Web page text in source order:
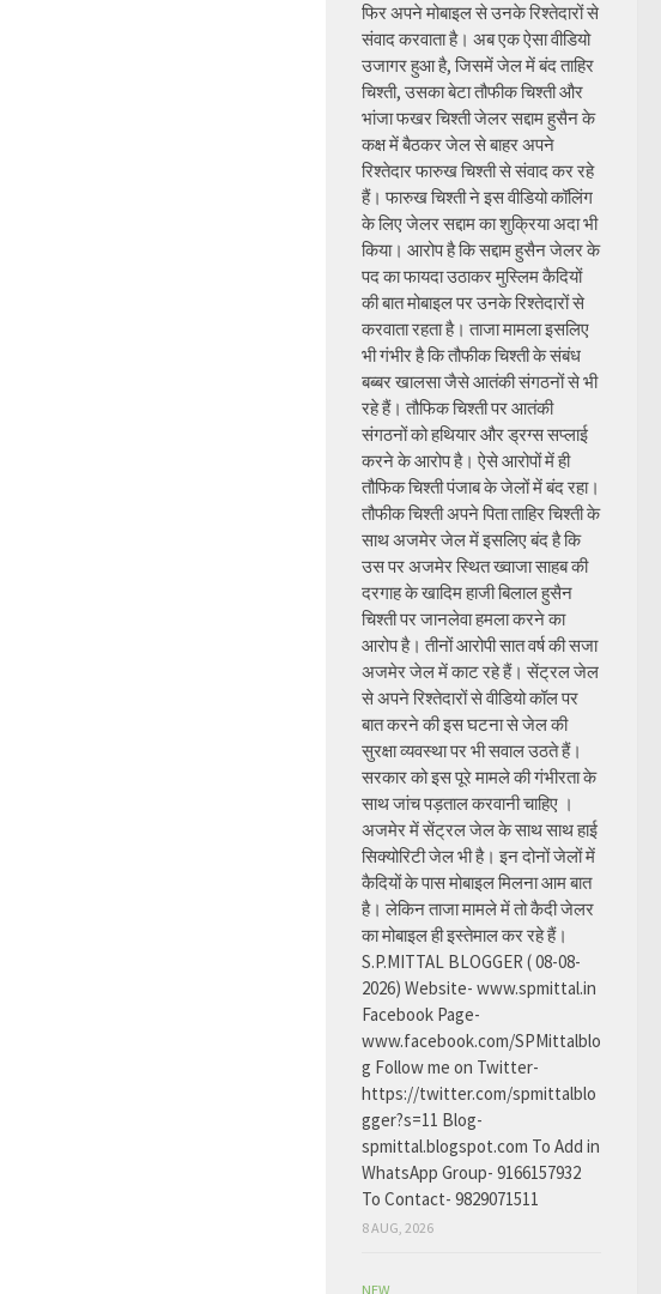
फिर अपने मोबाइल से उनके रिश्तेदारों से
संवाद करवाता है। अब एक ऐसा वीडियो
उजागर हुआ है, जिसमें जेल में बंद ताहिर
चिश्ती, उसका बेटा तौफीक चिश्ती और
भांजा फखर चिश्ती जेलर सद्दाम हुसैन के
कक्ष में बैठकर जेल से बाहर अपने
रिश्तेदार फारुख चिश्ती से संवाद कर रहे
हैं। फारुख चिश्ती ने इस वीडियो कॉलिंग
के लिए जेलर सद्दाम का शुक्रिया अदा भी
किया। आरोप है कि सद्दाम हुसैन जेलर के
पद का फायदा उठाकर मुस्लिम कैदियों
की बात मोबाइल पर उनके रिश्तेदारों से
करवाता रहता है। ताजा मामला इसलिए
भी गंभीर है कि तौफीक चिश्ती के संबंध
बब्बर खालसा जैसे आतंकी संगठनों से भी
रहे हैं। तौफिक चिश्ती पर आतंकी
संगठनों को हथियार और ड्रग्स सप्लाई
करने के आरोप है। ऐसे आरोपों में ही
तौफिक चिश्ती पंजाब के जेलों में बंद रहा।
तौफीक चिश्ती अपने पिता ताहिर चिश्ती के
साथ अजमेर जेल में इसलिए बंद है कि
उस पर अजमेर स्थित ख्वाजा साहब की
दरगाह के खादिम हाजी बिलाल हुसैन
चिश्ती पर जानलेवा हमला करने का
आरोप है। तीनों आरोपी सात वर्ष की सजा
अजमेर जेल में काट रहे हैं। सेंट्रल जेल
से अपने रिश्तेदारों से वीडियो कॉल पर
बात करने की इस घटना से जेल की
सुरक्षा व्यवस्था पर भी सवाल उठते हैं।
सरकार को इस पूरे मामले की गंभीरता के
साथ जांच पड़ताल करवानी चाहिए ।
अजमेर में सेंट्रल जेल के साथ साथ हाई
सिक्योरिटी जेल भी है। इन दोनों जेलों में
कैदियों के पास मोबाइल मिलना आम बात
है। लेकिन ताजा मामले में तो कैदी जेलर
का मोबाइल ही इस्तेमाल कर रहे हैं।
S.P.MITTAL BLOGGER ( 08-08-
2026) Website- www.spmittal.in
Facebook Page-
www.facebook.com/SPMittalblo
g Follow me on Twitter-
https://twitter.com/spmittalblo
gger?s=11 Blog-
spmittal.blogspot.com To Add in
WhatsApp Group- 9166157932
To Contact- 9829071511
8 AUG, 2026
NEW